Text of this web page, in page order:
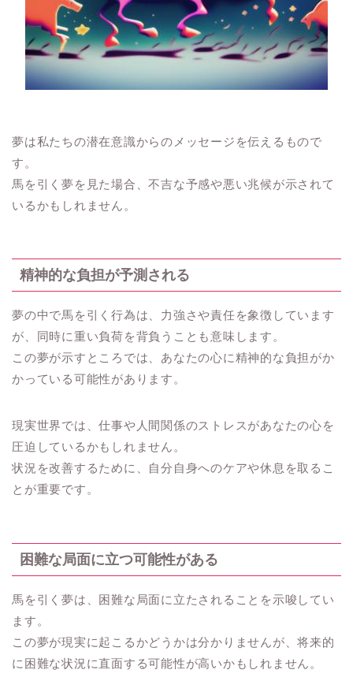
夢は私たちの潜在意識からのメッセージを伝えるもので
す。
馬を引く夢を見た場合、不吉な予感や悪い兆候が示されて
いるかもしれません。
精神的な負担が予測される
夢の中で馬を引く行為は、力強さや責任を象徴しています
が、同時に重い負荷を背負うことも意味します。
この夢が示すところでは、あなたの心に精神的な負担がか
かっている可能性があります。
現実世界では、仕事や人間関係のストレスがあなたの心を
圧迫しているかもしれません。
状況を改善するために、自分自身へのケアや休息を取るこ
とが重要です。
困難な局面に立つ可能性がある
馬を引く夢は、困難な局面に立たされることを示唆してい
ます。
この夢が現実に起こるかどうかは分かりませんが、将来的
に困難な状況に直面する可能性が高いかもしれません。